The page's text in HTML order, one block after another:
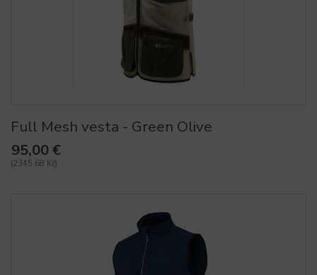
Full Mesh vesta - Green Olive
95,00 €
(2345,68 Kč)